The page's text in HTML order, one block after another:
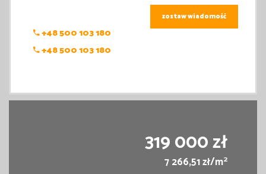
+48 500 103 180
+48 500 103 180
zostaw wiadomość
319 000 zł
7 266,51 zł/m2